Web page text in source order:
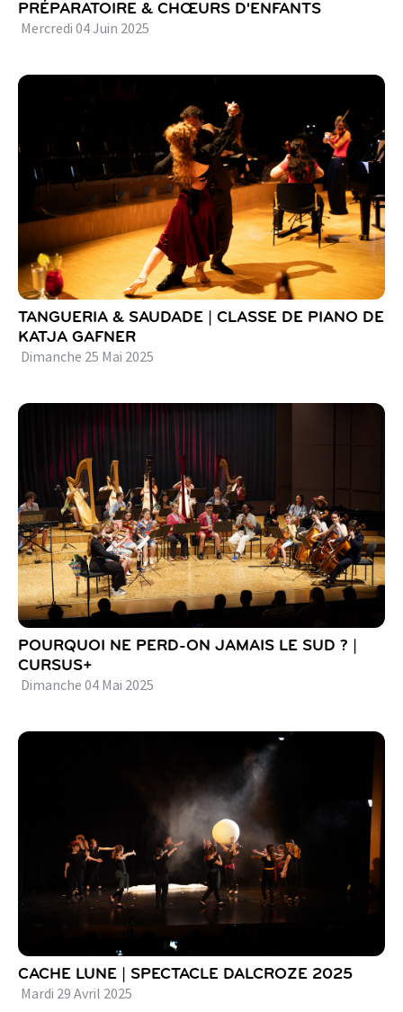
PRÉPARATOIRE & CHŒURS D'ENFANTS
Mercredi 04Juin 2025
TANGUERIA & SAUDADE | CLASSE DE PIANO DE
KATJA GAFNER
Dimanche 25 Mai 2025
POURQUOI NE PERD-ON JAMAIS LE SUD ? |
CURSUS+
Dimanche 04 Mai 2025
CACHE LUNE | SPECTACLE DALCROZE 2025
Mardi 29 Avril 2025